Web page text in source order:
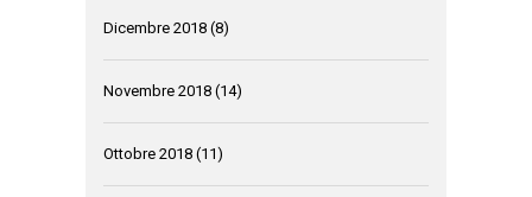
Dicembre 2018 (8)
Novembre 2018 (14)
Ottobre 2018 (11)